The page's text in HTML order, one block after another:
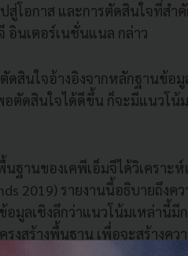
สู่โอกาส และการตัดสินใจที่สำ
อินเตอร์เนชั่นแนล กล่าว
ดสินใจอ้างอิงจากหลักฐานข้อ
ตัดสินใจได้ดีขึ้น ก็จะมีแนวโน้
ฐานของเคพีเอ็มจีได้วิเคราะ
2019) รายงานนี้อธิบายถึง
อมูลเชิงลึกว่าแนวโน้มเหล่านี้
งสร้างพื้นฐาน เพื่อจะสร้างค